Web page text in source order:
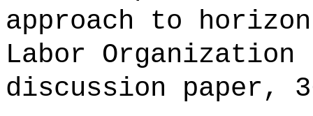
approach to
Labor Organization
discussion paper,